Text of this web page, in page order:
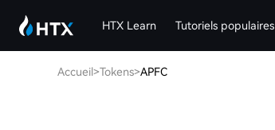
HTX Learn Tutoriels populaires
Accueil>Tokens>APFC